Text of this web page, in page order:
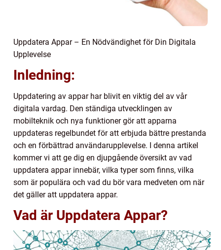
Uppdatera Appar – En Nödvändighet för Din Digitala
Upplevelse
Inledning:
Uppdatering av appar har blivit en viktig del av vår
digitala vardag. Den ständiga utvecklingen av
mobilteknik och nya funktioner gör att apparna
uppdateras regelbundet för att erbjuda bättre prestanda
och en förbättrad användarupplevelse. I denna artikel
kommer vi att ge dig en djupgående översikt av vad
uppdatera appar innebär, vilka typer som finns, vilka
som är populära och vad du bör vara medveten om när
det gäller att uppdatera appar.
Vad är Uppdatera Appar?